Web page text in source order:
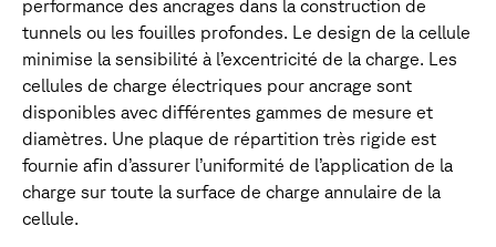
performance des ancrages dans la construction de
tunnels ou les fouilles profondes. Le design de la cellule
minimise la sensibilité à l’excentricité de la charge. Les
cellules de charge électriques pour ancrage sont
disponibles avec différentes gammes de mesure et
diamètres. Une plaque de répartition très rigide est
fournie afin d’assurer l’uniformité de l’application de la
charge sur toute la surface de charge annulaire de la
cellule.